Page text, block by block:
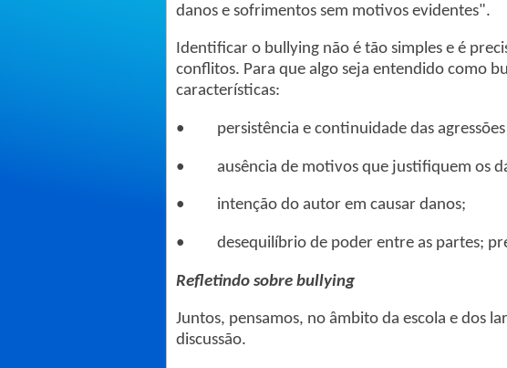
danos e sofrimentos sem motivos evidentes".
Identificar o bullying não é tão simples e é
conflitos. Para que algo seja entendido como
características:
• persistência e continuidade das agressões
• ausência de motivos que justifiquem os
• intenção do autor em causar danos;
• desequilíbrio de poder entre as partes;
Refletindo sobre bullying
Juntos, pensamos, no âmbito da escola e dos
discussão.